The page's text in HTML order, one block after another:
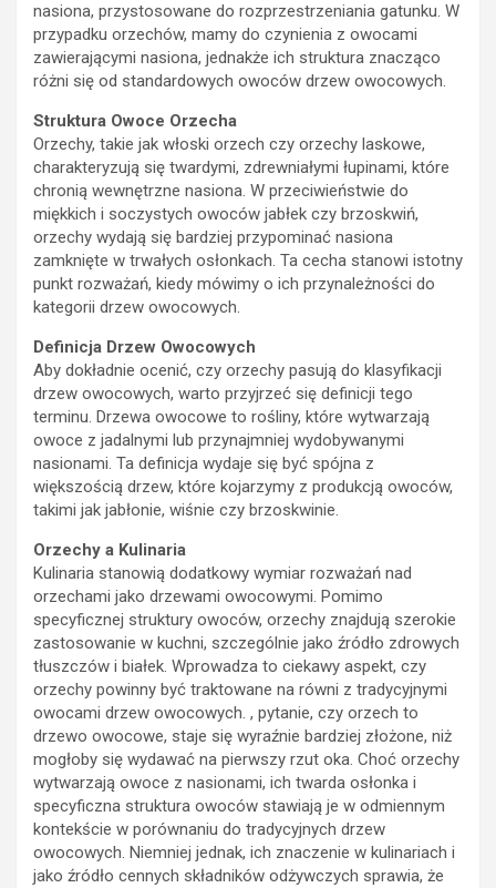
nasiona, przystosowane do rozprzestrzeniania gatunku. W
przypadku orzechów, mamy do czynienia z owocami
zawierającymi nasiona, jednakże ich struktura znacząco
różni się od standardowych owoców drzew owocowych.
Struktura Owoce Orzecha
Orzechy, takie jak włoski orzech czy orzechy laskowe,
charakteryzują się twardymi, zdrewniałymi łupinami, które
chronią wewnętrzne nasiona. W przeciwieństwie do
miękkich i soczystych owoców jabłek czy brzoskwiń,
orzechy wydają się bardziej przypominać nasiona
zamknięte w trwałych osłonkach. Ta cecha stanowi istotny
punkt rozważań, kiedy mówimy o ich przynależności do
kategorii drzew owocowych.
Definicja Drzew Owocowych
Aby dokładnie ocenić, czy orzechy pasują do klasyfikacji
drzew owocowych, warto przyjrzeć się definicji tego
terminu. Drzewa owocowe to rośliny, które wytwarzają
owoce z jadalnymi lub przynajmniej wydobywanymi
nasionami. Ta definicja wydaje się być spójna z
większością drzew, które kojarzymy z produkcją owoców,
takimi jak jabłonie, wiśnie czy brzoskwinie.
Orzechy a Kulinaria
Kulinaria stanowią dodatkowy wymiar rozważań nad
orzechami jako drzewami owocowymi. Pomimo
specyficznej struktury owoców, orzechy znajdują szerokie
zastosowanie w kuchni, szczególnie jako źródło zdrowych
tłuszczów i białek. Wprowadza to ciekawy aspekt, czy
orzechy powinny być traktowane na równi z tradycyjnymi
owocami drzew owocowych. , pytanie, czy orzech to
drzewo owocowe, staje się wyraźnie bardziej złożone, niż
mogłoby się wydawać na pierwszy rzut oka. Choć orzechy
wytwarzają owoce z nasionami, ich twarda osłonka i
specyficzna struktura owoców stawiają je w odmiennym
kontekście w porównaniu do tradycyjnych drzew
owocowych. Niemniej jednak, ich znaczenie w kulinariach i
jako źródło cennych składników odżywczych sprawia, że